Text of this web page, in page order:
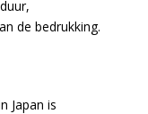
de bedrukking.
Japan is